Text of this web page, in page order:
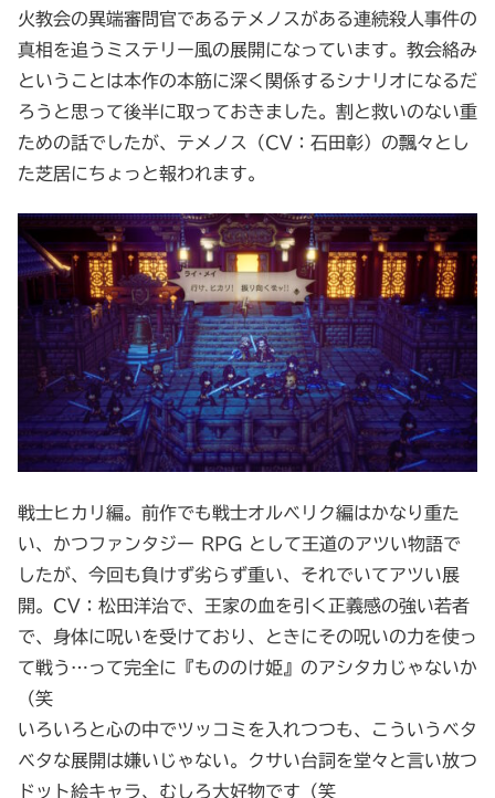
火教会の異端審問官であるテメノスがある連続殺人事件の
真相を追うミステリー風の展開になっています。教会絡み
ということは本作の本筋に深く関係するシナリオになるだ
ろうと思って後半に取っておきました。割と救いのない重
ための話でしたが、テメノス（CV：石田彰）の飄々とし
た芝居にちょっと報われます。
戦士ヒカリ編。前作でも戦士オルベリク編はかなり重た
い、かつファンタジー RPG として王道のアツい物語で
したが、今回も負けず劣らず重い、それでいてアツい展
開。CV：松田洋治で、王家の血を引く正義感の強い若者
で、身体に呪いを受けており、ときにその呪いの力を使っ
て戦う…って完全に『もののけ姫』のアシタカじゃないか
（笑
いろいろと心の中でツッコミを入れつつも、こういうベタ
ベタな展開は嫌いじゃない。クサい台詞を堂々と言い放つ
ドット絵キャラ、むしろ大好物です（笑